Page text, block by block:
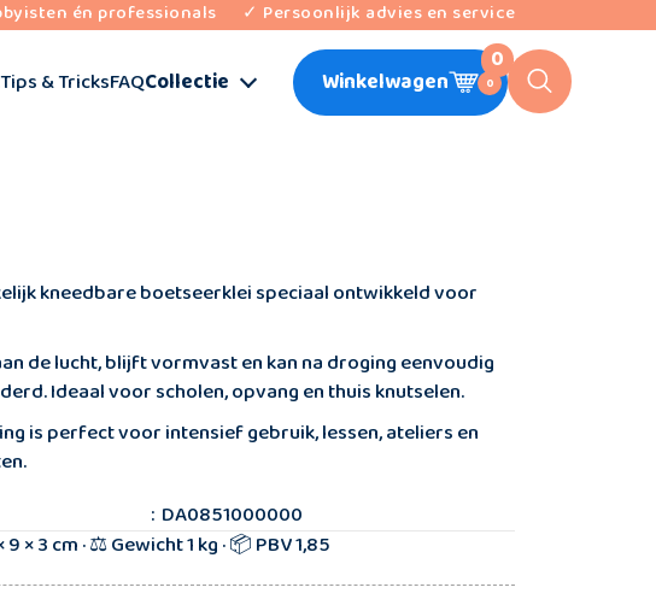
én professionals ✓ Persoonlijk advies en service
Tips & TricksFAQCollectie Winkelwagen
0
0
kneedbare boetseerklei speciaal ontwikkeld voor
de lucht, blijft vormvast en kan na droging eenvoudig
Ideaal voor scholen, opvang en thuis knutselen.
is perfect voor intensief gebruik, lessen, ateliers en
: DA0851000000
× 3 cm · ⚖ Gewicht 1 kg · 📦 PBV 1,85